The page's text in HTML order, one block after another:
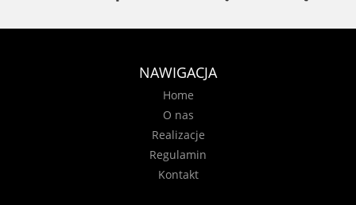
NAWIGACJA
Home
O nas
Realizacje
Regulamin
Kontakt